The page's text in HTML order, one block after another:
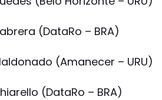
(DataRo – BRA)
(Amanecer – URU)
(DataRo – BRA)